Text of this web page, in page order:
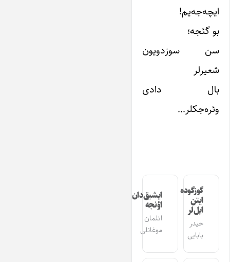
ایچه‌جه‌یم!
بو گئجه؛
سن سوزدویون
شعیرلر
بال دادی
وئره‌جکلر…
گوزگوده
ایتن
ایل‌لر
حیدر
بابایی
ایشیق‌دان
اؤنجه
ائلمان
موغانلی